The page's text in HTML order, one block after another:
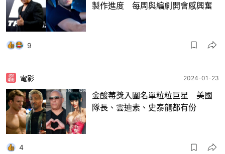
製作進度 每周與編劇開會感興奮
9
電影 2024-01-23
金酸莓獎入圍名單粒粒巨星 美國
隊長、雲迪素、史泰龍都有份
4